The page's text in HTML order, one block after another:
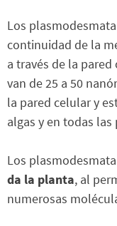
Los
continuidad de la
a través de la
van de 25 a 50
la pared celular y
algas y en todas
Los
da la planta, al
numerosas